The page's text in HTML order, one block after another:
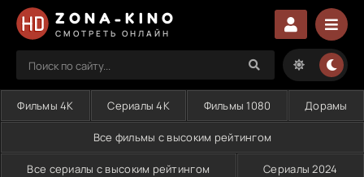
ZONA-KINO
СМОТРЕТЬ ОНЛАЙН
Фильмы 4K Сериалы 4K Фильмы 1080 Дорамы
Все фильмы с высоким рейтингом
Все сериалы с высоким рейтингом Сериалы 2024